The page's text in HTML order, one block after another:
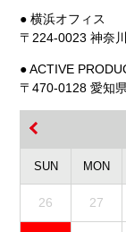
● 横浜オフィス
〒224-0023 神奈
● ACTIVE
〒470-0128 愛知
SUN MON
26 27